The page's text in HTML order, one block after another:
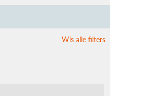
Wis alle filters